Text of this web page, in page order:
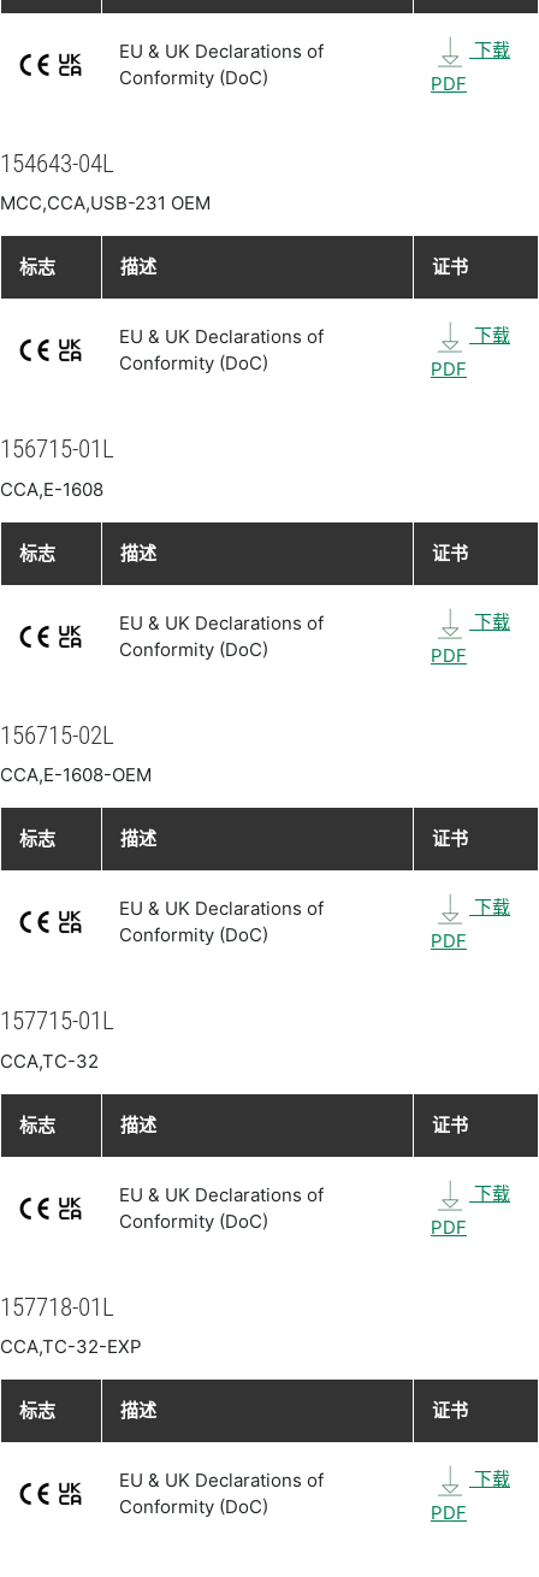
EU & UK Declarations of
Conformity (DoC)
下载
PDF
154643-04L
MCC,CCA,USB-231 OEM
标志 描述 证书
EU & UK Declarations of
Conformity (DoC)
下载
PDF
156715-01L
CCA,E-1608
标志 描述 证书
EU & UK Declarations of
Conformity (DoC)
下载
PDF
156715-02L
CCA,E-1608-OEM
标志 描述 证书
EU & UK Declarations of
Conformity (DoC)
下载
PDF
157715-01L
CCA,TC-32
标志 描述 证书
EU & UK Declarations of
Conformity (DoC)
下载
PDF
157718-01L
CCA,TC-32-EXP
标志 描述 证书
EU & UK Declarations of
Conformity (DoC)
下载
PDF